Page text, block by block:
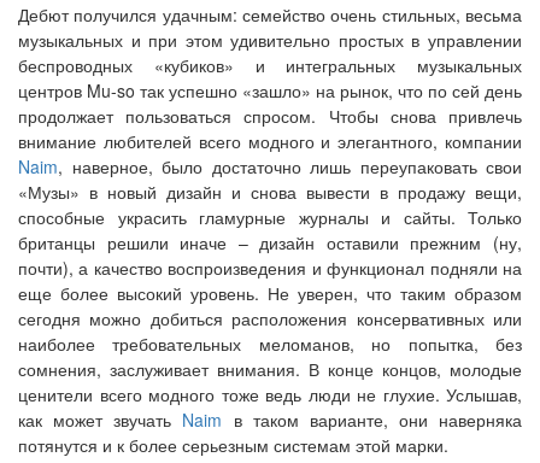
Дебют получился удачным: семейство очень стильных, весьма
музыкальных и при этом удивительно простых в управлении
беспроводных «кубиков» и интегральных музыкальных
центров Mu-so так успешно «зашло» на рынок, что по сей день
продолжает пользоваться спросом. Чтобы снова привлечь
внимание любителей всего модного и элегантного, компании
Naim, наверное, было достаточно лишь переупаковать свои
«Музы» в новый дизайн и снова вывести в продажу вещи,
способные украсить гламурные журналы и сайты. Только
британцы решили иначе – дизайн оставили прежним (ну,
почти), а качество воспроизведения и функционал подняли на
еще более высокий уровень. Не уверен, что таким образом
сегодня можно добиться расположения консервативных или
наиболее требовательных меломанов, но попытка, без
сомнения, заслуживает внимания. В конце концов, молодые
ценители всего модного тоже ведь люди не глухие. Услышав,
как может звучать Naim в таком варианте, они наверняка
потянутся и к более серьезным системам этой марки.